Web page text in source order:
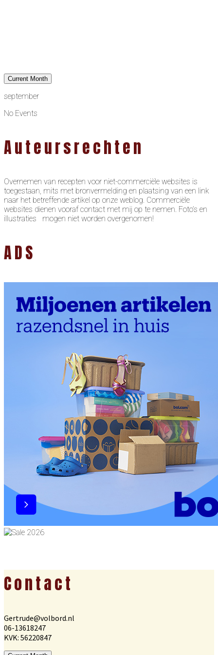
Current Month
september
No Events
Auteursrechten
Overnemen van recepten voor niet-commerciële websites is
toegestaan, mits met bronvermelding en plaatsing van een link
naar het betreffende artikel op onze weblog. Commerciële
websites dienen vooraf contact met mij op te nemen. Foto’s en
illustraties mogen niet worden overgenomen!
ADS
Footer
Contact
Gertrude@volbord.nl
06-13618247
KVK: 56220847